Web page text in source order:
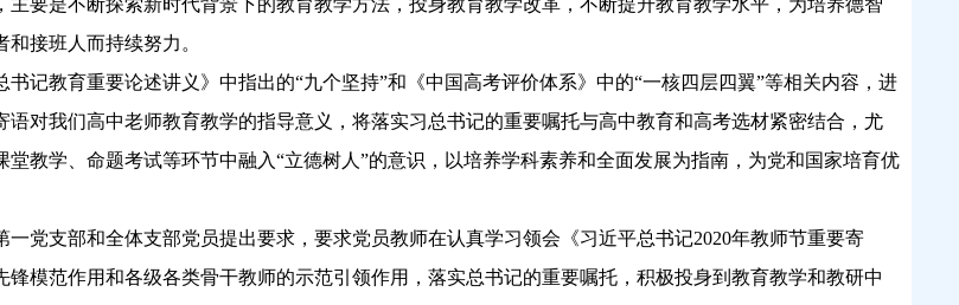
主要是不断探索新时代背景下的教育教学方法，投身教育教学改革 ， 不断提升教育教学水平，为培养德智
接班人而持续努力。
书记教育重要论述讲义》中指出的“九个坚持”和《中国高考评价体系》中的“一核四层四翼”等相关内容，进
语对我们高中老师教育教学的指导意义，将落实习总书记的重要嘱托与高中教育和高考选材紧密结合，尤
堂教学、命题考试等环节中融入“立德树人”的意识，以培养学科素养和全面发展为指南，为党和国家培育优
一党支部和全体支部党员提出要求，要求党员教师在认真学习领会《习近平总书记2020年教师节重要寄
锋模范作用和各级各类骨干教师的示范引领作用，落实总书记的重要嘱托，积极投身到教育教学和教研中